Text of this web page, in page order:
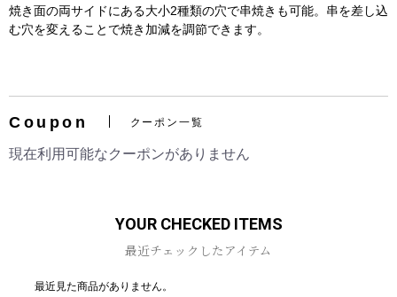
お買い物を続ける カートへ進む
焼き面の両サイドにある大小2種類の穴で串焼きも可能。串を差し込
む穴を変えることで焼き加減を調節できます。
Coupon クーポン一覧
現在利用可能なクーポンがありません
YOUR CHECKED ITEMS
最近チェックしたアイテム
最近見た商品がありません。